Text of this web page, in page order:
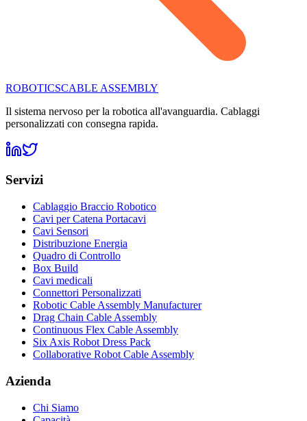
ROBOTICSCABLE ASSEMBLY
Il sistema nervoso per la robotica all'avanguardia. Cablaggi
personalizzati con consegna rapida.
Servizi
Cablaggio Braccio Robotico
Cavi per Catena Portacavi
Cavi Sensori
Distribuzione Energia
Quadro di Controllo
Box Build
Cavi medicali
Connettori Personalizzati
Robotic Cable Assembly Manufacturer
Drag Chain Cable Assembly
Continuous Flex Cable Assembly
Six Axis Robot Dress Pack
Collaborative Robot Cable Assembly
Azienda
Chi Siamo